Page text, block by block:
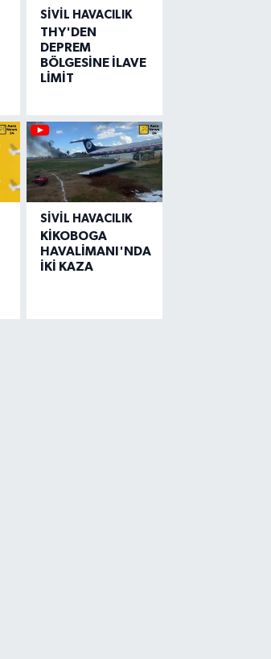
SIVIL HAVACILIK
THY'DEN
DEPREM
BÖLGESİNE İLAVE
LİMİT
SIVIL HAVACILIK
KİKOBOGA
HAVALİMANI'NDA
İKİ KAZA